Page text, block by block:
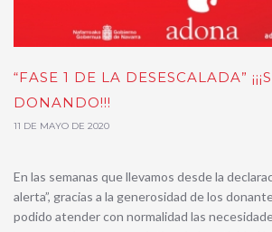
“FASE 1 DE LA DESESCALADA”
DONANDO!!!
11 DE MAYO DE 2020
En las semanas que llevamos desde la
alerta”, gracias a la generosidad de los
podido atender con normalidad las